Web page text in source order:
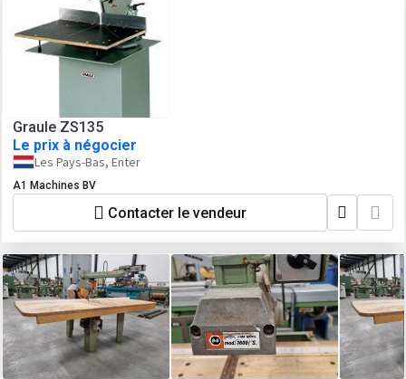
Graule ZS135
Le prix à négocier
Les Pays-Bas, Enter
A1 Machines BV
Contacter le vendeur